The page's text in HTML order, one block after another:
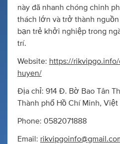
này đã nhanh chóng chinh
thách lớn và trở thành
bạn trẻ khởi nghiệp trong
trí.
Website: https://
huyen/
Địa chỉ: 914 Đ. Bờ Bao Tân
Thành phố Hồ Chí Minh, Việt
Phone: 0582071888
Email: